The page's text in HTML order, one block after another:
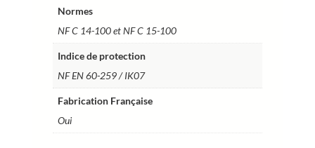
Normes
NF C 14-100 et NF C 15-100
Indice de protection
NF EN 60-259 / IK07
Fabrication Française
Oui